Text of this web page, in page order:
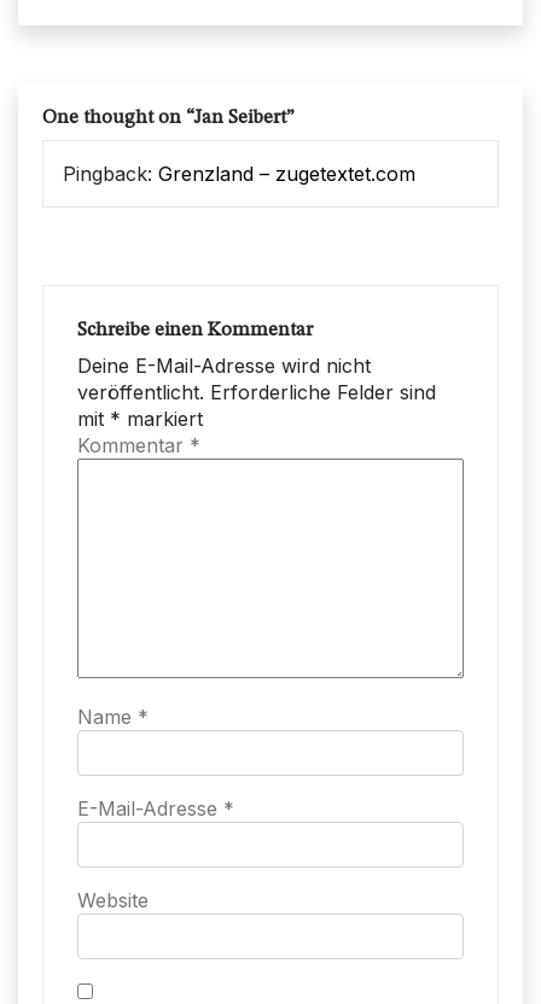
One thought on “Jan Seibert”
Pingback: Grenzland – zugetextet.com
Schreibe einen Kommentar
Deine E-Mail-Adresse wird nicht
veröffentlicht. Erforderliche Felder sind
mit * markiert
Kommentar *
Name *
E-Mail-Adresse *
Website